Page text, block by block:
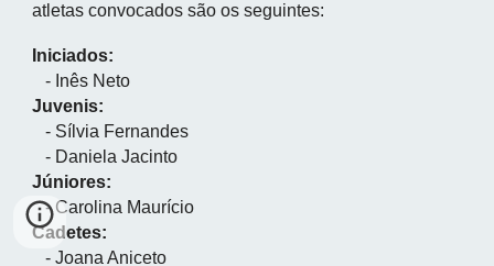
atletas convocados são os seguintes:
Iniciados:
- Inês Neto
Juvenis:
- Sílvia Fernandes
- Daniela Jacinto
Júniores:
- Carolina Maurício
Cadetes:
- Joana Aniceto